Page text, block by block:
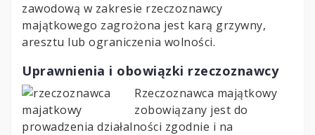
zawodową w zakresie rzeczoznawcy
majątkowego zagrożona jest karą grzywny,
aresztu lub ograniczenia wolności.
Uprawnienia i obowiązki rzeczoznawcy
Rzeczoznawca majątkowy
zobowiązany jest do
prowadzenia działalności zgodnie i na